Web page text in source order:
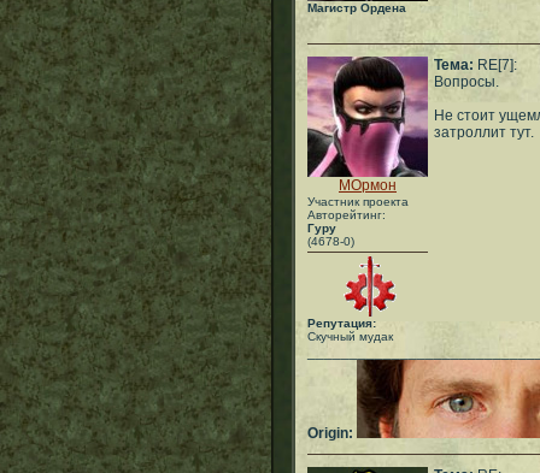
Магистр Ордена
МОрмон
Участник проекта
Авторейтинг:
Гуру
(4678-0)
Репутация:
Скучный мудак
Тема: RE[7]:
Вопросы.
Не стоит
затроллит тут.
Origin: